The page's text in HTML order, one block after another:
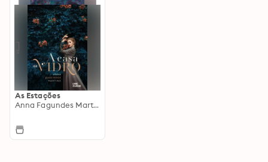
As Estações
Anna Fagundes Martino